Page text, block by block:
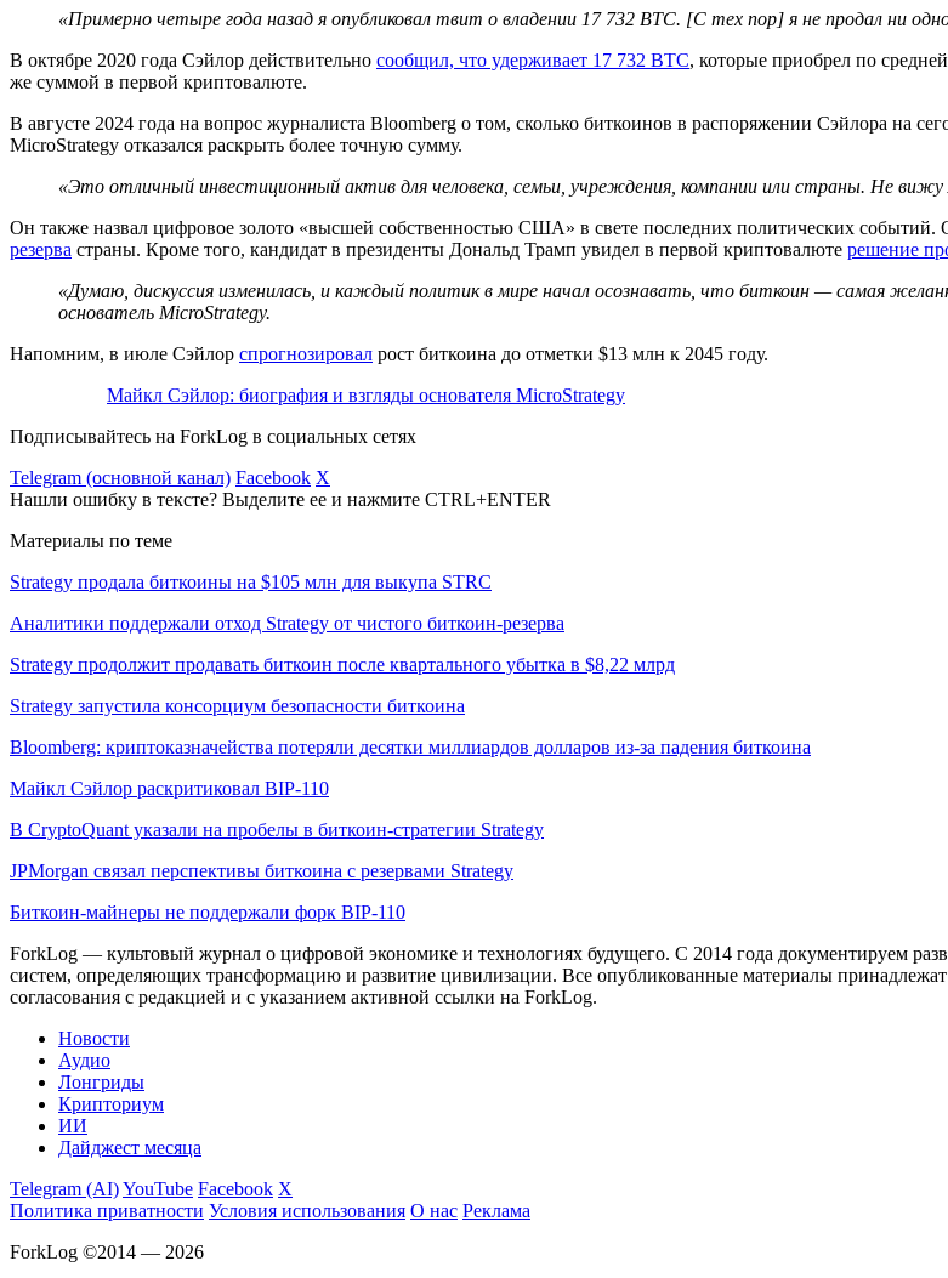
«Примерно четыре года назад я опубликовал твит о владении 17 732 BTC. [С тех пор] я не продал ни
В октябре 2020 года Сэйлор действительно сообщил, что удерживает 17 732 BTC, которые приобрел по
же суммой в первой криптовалюте.
В августе 2024 года на вопрос журналиста Bloomberg о том, сколько биткоинов в распоряжении Сэйлора на
MicroStrategy отказался раскрыть более точную сумму.
«Это отличный инвестиционный актив для человека, семьи, учреждения, компании или страны. Не
Он также назвал цифровое золото «высшей собственностью США» в свете последних политических
резерва страны. Кроме того, кандидат в президенты Дональд Трамп увидел в первой криптовалюте решение
«Думаю, дискуссия изменилась, и каждый политик в мире начал осознавать, что биткоин — самая
основатель MicroStrategy.
Напомним, в июле Сэйлор спрогнозировал рост биткоина до отметки $13 млн к 2045 году.
Майкл Сэйлор: биография и взгляды основателя MicroStrategy
Подписывайтесь на ForkLog в социальных сетях
Telegram (основной канал) Facebook X
Нашли ошибку в тексте? Выделите ее и нажмите CTRL+ENTER
Материалы по теме
Strategy продала биткоины на $105 млн для выкупа STRC
Аналитики поддержали отход Strategy от чистого биткоин-резерва
Strategy продолжит продавать биткоин после квартального убытка в $8,22 млрд
Strategy запустила консорциум безопасности биткоина
Bloomberg: криптоказначейства потеряли десятки миллиардов долларов из-за падения биткоина
Майкл Сэйлор раскритиковал BIP-110
В CryptoQuant указали на пробелы в биткоин-стратегии Strategy
JPMorgan связал перспективы биткоина с резервами Strategy
Биткоин-майнеры не поддержали форк BIP-110
ForkLog — культовый журнал о цифровой экономике и технологиях будущего. С 2014 года документируем
систем, определяющих трансформацию и развитие цивилизации. Все опубликованные материалы
согласования с редакцией и с указанием активной ссылки на ForkLog.
Новости
Аудио
Лонгриды
Крипториум
ИИ
Дайджест месяца
Telegram (AI)YouTube Facebook X
Политика приватности Условия использования О нас Реклама
ForkLog ©2014 — 2026